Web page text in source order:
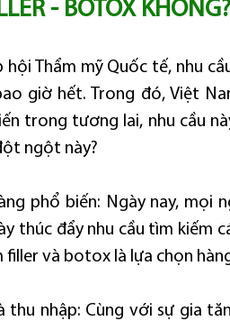
- BOTOX KHÔNG?
hội Thẩm mỹ Quốc tế, nhu
giờ hết. Trong đó, Việt
trong tương lai, nhu cầu
ngột này?
phổ biến: Ngày nay, mọi
thúc đẩy nhu cầu tìm kiếm
và botox là lựa chọn
thu nhập: Cùng với sự gia